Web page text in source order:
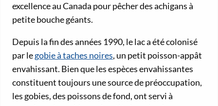
excellence au Canada pour pêcher des achigans à
petite bouche géants.
Depuis la fin des années 1990, le lac a été colonisé
par legobie à taches noires, un petit poisson-appât
envahissant. Bien que les espèces envahissantes
constituent toujours une source de préoccupation,
les gobies, des poissons de fond, ont servi à